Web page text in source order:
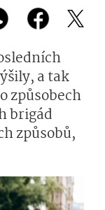
a tak
způsobech
brigád
způsobů,